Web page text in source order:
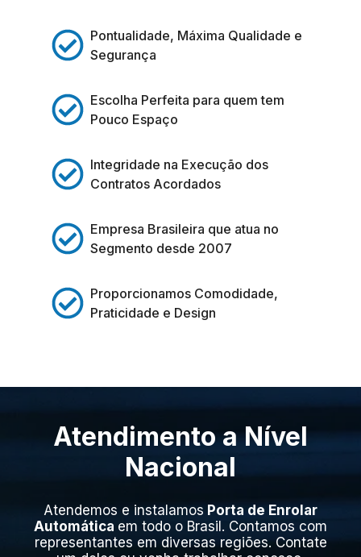
Pontualidade, Máxima Qualidade e
Segurança
Escolha Perfeita para quem tem
Pouco Espaço
Integridade na Execução dos
Contratos Acordados
Empresa Brasileira que atua no
Segmento desde 2007
Proporcionamos Comodidade,
Praticidade e Design
Atendimento a Nível
Nacional
Atendemos e instalamos Porta de Enrolar
Automática em todo o Brasil. Contamos com
representantes em diversas regiões. Contate